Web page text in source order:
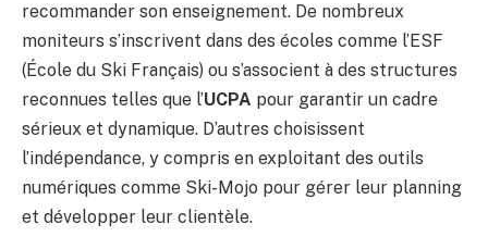
recommander son enseignement. De nombreux
moniteurs s’inscrivent dans des écoles comme l’ESF
(École du Ski Français) ou s’associent à des structures
reconnues telles que l’UCPA pour garantir un cadre
sérieux et dynamique. D’autres choisissent
l’indépendance, y compris en exploitant des outils
numériques comme Ski-Mojo pour gérer leur planning
et développer leur clientèle.